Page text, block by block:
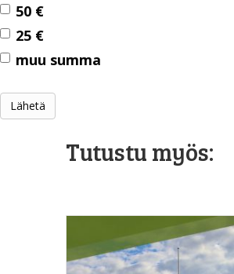
50 €
25 €
muu summa
Lähetä
Tutustu myös: